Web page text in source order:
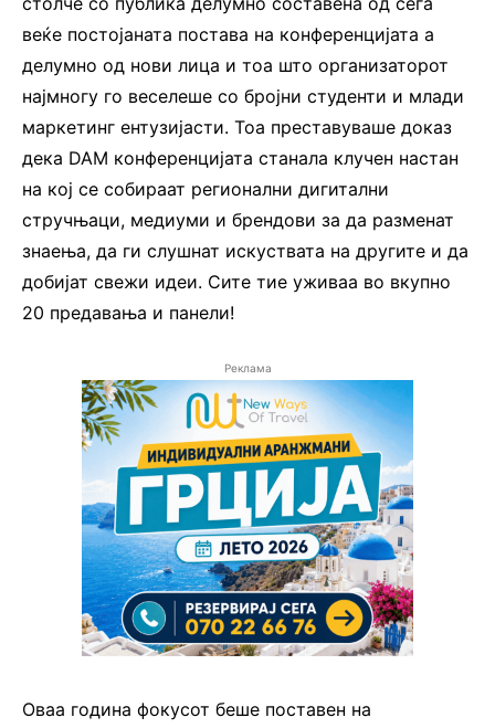
веќе постојаната постава на конференцијата а
делумно од нови лица и тоа што организаторот
најмногу го веселеше со бројни студенти и млади
маркетинг ентузијасти. Тоа преставуваше доказ
дека DAM конференцијата станала клучен настан
на кој се собираат регионални дигитални
стручњаци, медиуми и брендови за да разменат
знаења, да ги слушнат искуствата на другите и да
добијат свежи идеи. Сите тие уживаа во вкупно
20 предавања и панели!
Реклама
Оваа година фокусот беше поставен на